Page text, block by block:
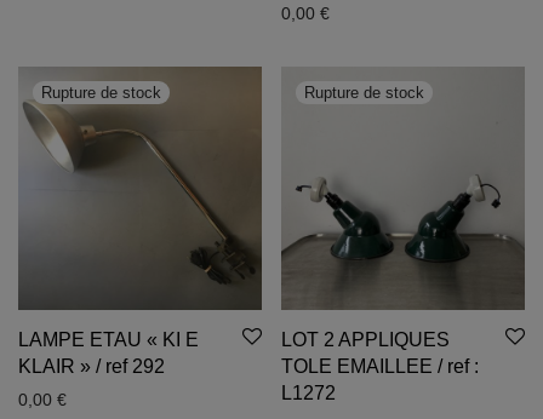
0,00 €
LAMPE ETAU « KI E
KLAIR » / ref 292
0,00 €
LOT 2 APPLIQUES
TOLE EMAILLEE / ref :
L1272